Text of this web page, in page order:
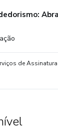
de Assinatura